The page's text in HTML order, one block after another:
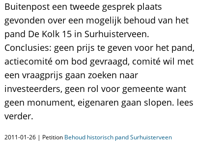
Buitenpost een tweede gesprek plaats
gevonden over een mogelijk behoud van het
pand De Kolk 15 in Surhuisterveen.
Conclusies: geen prijs te geven voor het pand,
actiecomité om bod gevraagd, comité wil met
een vraagprijs gaan zoeken naar
investeerders, geen rol voor gemeente want
geen monument, eigenaren gaan slopen. lees
verder.
2011-01-26 | Petition Behoud historisch pand Surhuisterveen